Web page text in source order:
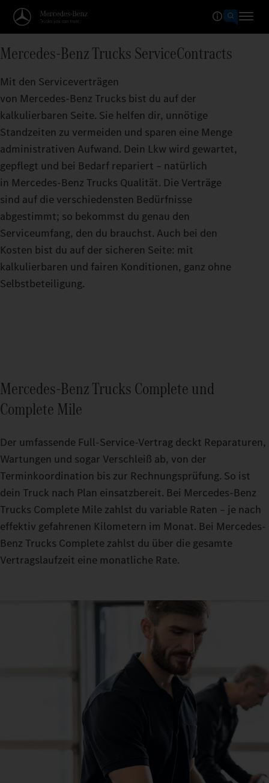
Mercedes‑Benz Trucks ServiceContracts
Mit den Serviceverträgen
von Mercedes‑Benz Trucks bist du auf der
kalkulierbaren Seite. Sie helfen dir, unnötige
Standzeiten zu vermeiden und sparen eine Menge
administrativen Aufwand. Dein Lkw wird gewartet,
gepflegt und bei Bedarf repariert – natürlich
in Mercedes‑Benz Trucks Qualität. Die Verträge
sind auf die verschiedensten Bedürfnisse
abgestimmt; so bekommst du genau den
Serviceumfang, den du brauchst. Auch bei den
Kosten bist du auf der sicheren Seite: mit
kalkulierbaren und fairen Konditionen, ganz ohne
Selbstbeteiligung.
Mercedes‑Benz Trucks Complete und
Complete Mile
Der umfassende Full-Service-Vertrag deckt Reparaturen,
Wartungen und sogar Verschleiß ab, von der
Terminkoordination bis zur Rechnungsprüfung. So ist
dein Truck nach Plan einsatzbereit. Bei Mercedes-Benz
Trucks Complete Mile zahlst du variable Raten – je nach
effektiv gefahrenen Kilometern im Monat. Bei Mercedes-
Benz Trucks Complete zahlst du über die gesamte
Vertragslaufzeit eine monatliche Rate.